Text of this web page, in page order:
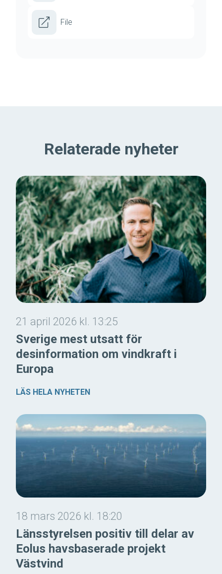
File
Relaterade nyheter
21 april 2026 kl. 13:25
Sverige mest utsatt för
desinformation om vindkraft i
Europa
LÄS HELA NYHETEN
18 mars 2026 kl. 18:20
Länsstyrelsen positiv till delar av
Eolus havsbaserade projekt
Västvind